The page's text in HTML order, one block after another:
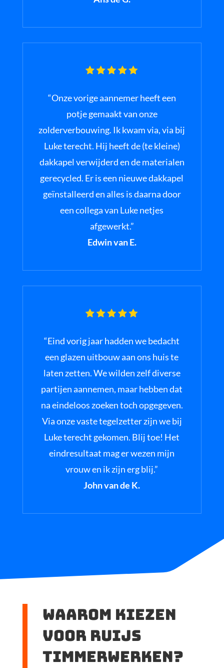
“Onze vorige aannemer heeft een
potje gemaakt van onze
zolderverbouwing. Ik kwam via, via bij
Luke terecht. Hij heeft de (te kleine)
dakkapel verwijderd en de materialen
gerecycled. Er is een nieuwe dakkapel
geïnstalleerd en alles is daarna door
een collega van Luke netjes
afgewerkt.”
Edwin van E.
“Eind vorig jaar hadden we bedacht
een glazen uitbouw aan ons huis te
laten zetten. We wilden zelf diverse
partijen aannemen, maar hebben dat
na eindeloos zoeken toch opgegeven.
Via onze vaste tegelzetter zijn we bij
Luke terecht gekomen. Blij toe! Het
eindresultaat mag er wezen mijn
vrouw en ik zijn erg blij.”
John van de K.
waarom kiezen
voor ruijs
timmerwerken?